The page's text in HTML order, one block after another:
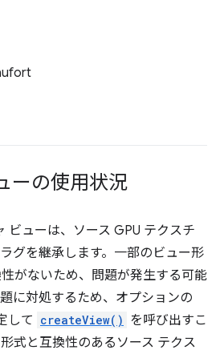
ーの使用状況
ビューは、ソース GPU テクスチ
グを継承します。一部のビュー形
がないため、問題が発生する可能
に対処するため、オプションの
して createView() を呼び出すこ
式と互換性のあるソース テクス